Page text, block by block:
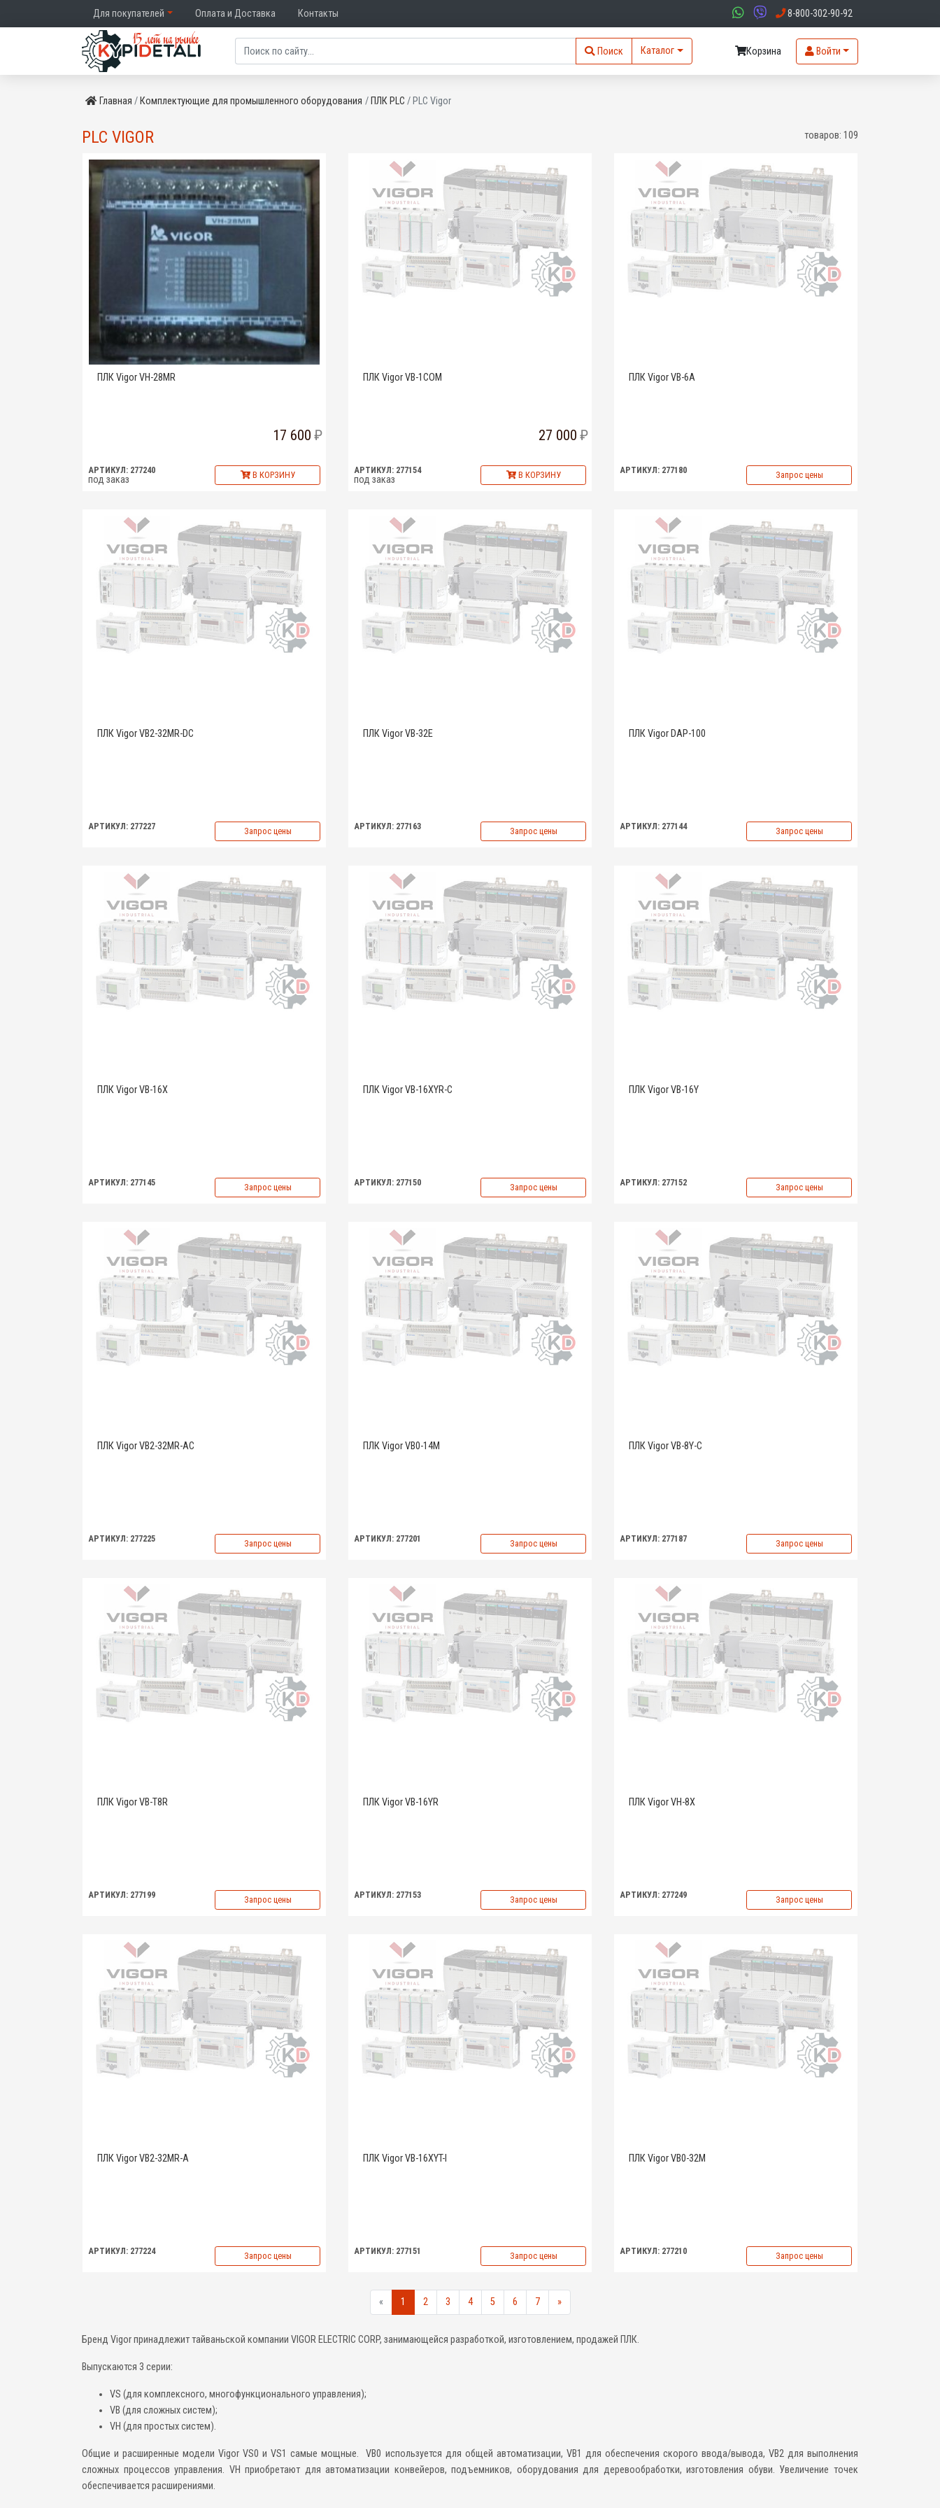
Для покупателей Оплата и Доставка Контакты 8-800-302-90-92
Поиск Каталог Корзина Войти
Главная Комплектующие для промышленного оборудования ПЛК PLC PLC Vigor
PLC VIGOR товаров: 109
ПЛК Vigor VH-28MR
17 600
АРТИКУЛ: 277240
под заказ В КОРЗИНУ
ПЛК Vigor VB-1COM
27 000
АРТИКУЛ: 277154
под заказ В КОРЗИНУ
ПЛК Vigor VB-6A
АРТИКУЛ: 277180 Запрос цены
ПЛК Vigor VB2-32MR-DC
АРТИКУЛ: 277227 Запрос цены
ПЛК Vigor VB-32E
АРТИКУЛ: 277163 Запрос цены
ПЛК Vigor DAP-100
АРТИКУЛ: 277144 Запрос цены
ПЛК Vigor VB-16X
АРТИКУЛ: 277145 Запрос цены
ПЛК Vigor VB-16XYR-C
АРТИКУЛ: 277150 Запрос цены
ПЛК Vigor VB-16Y
АРТИКУЛ: 277152 Запрос цены
ПЛК Vigor VB2-32MR-AC
АРТИКУЛ: 277225 Запрос цены
ПЛК Vigor VB0-14M
АРТИКУЛ: 277201 Запрос цены
ПЛК Vigor VB-8Y-C
АРТИКУЛ: 277187 Запрос цены
ПЛК Vigor VB-T8R
АРТИКУЛ: 277199 Запрос цены
ПЛК Vigor VB-16YR
АРТИКУЛ: 277153 Запрос цены
ПЛК Vigor VH-8X
АРТИКУЛ: 277249 Запрос цены
ПЛК Vigor VB2-32MR-A
АРТИКУЛ: 277224 Запрос цены
ПЛК Vigor VB-16XYT-I
АРТИКУЛ: 277151 Запрос цены
ПЛК Vigor VB0-32M
АРТИКУЛ: 277210 Запрос цены
« 1 2 3 4 5 6 7 »
Бренд Vigor принадлежит тайваньской компании VIGOR ELECTRIC CORP, занимающейся разработкой, изготовлением, продажей ПЛК.
Выпускаются 3 серии:
VS (для комплексного, многофункционального управления);
VB (для сложных систем);
VH (для простых систем).
Общие и расширенные модели Vigor VS0 и VS1 самые мощные. VB0 используется для общей автоматизации, VB1 для обеспечения скорого ввода/вывода, VB2 для выполнения
сложных процессов управления. VH приобретают для автоматизации конвейеров, подъемников, оборудования для деревообработки, изготовления обуви. Увеличение точек
обеспечивается расширениями.